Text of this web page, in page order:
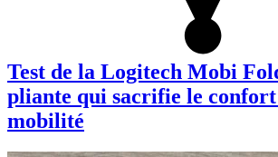
Test de la Logitech Mobi
pliante qui sacrifie le
mobilité